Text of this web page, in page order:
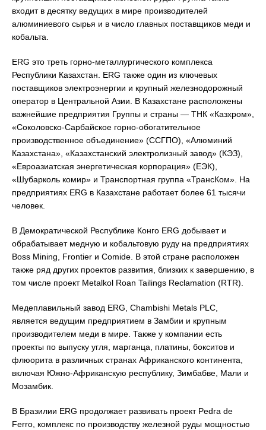
входит в десятку ведущих в мире производителей
алюминиевого сырья и в число главных поставщиков меди и
кобальта.
ERG это треть горно-металлургического комплекса
Республики Казахстан. ERG также один из ключевых
поставщиков электроэнергии и крупный железнодорожный
оператор в Центральной Азии. В Казахстане расположены
важнейшие предприятия Группы и страны — ТНК «Казхром»,
«Соколовско-Сарбайское горно-обогатительное
производственное объединение» (ССГПО), «Алюминий
Казахстана», «Казахстанский электролизный завод» (КЭЗ),
«Евроазиатская энергетическая корпорация» (ЕЭК),
«Шубарколь комир» и Транспортная группа «ТрансКом». На
предприятиях ERG в Казахстане работает более 61 тысячи
человек.
В Демократической Республике Конго ERG добывает и
обрабатывает медную и кобальтовую руду на предприятиях
Boss Mining, Frontier и Comide. В этой стране расположен
также ряд других проектов развития, близких к завершению, в
том числе проект Metalkol Roan Tailings Reclamation (RTR).
Медеплавильный завод ERG, Chambishi Metals PLC,
является ведущим предприятием в Замбии и крупным
производителем меди в мире. Также у компании есть
проекты по выпуску угля, марганца, платины, бокситов и
флюорита в различных странах Африканского континента,
включая Южно-Африканскую республику, Зимбабве, Мали и
Мозамбик.
В Бразилии ERG продолжает развивать проект Pedra de
Ferro, комплекс по производству железной руды мощностью